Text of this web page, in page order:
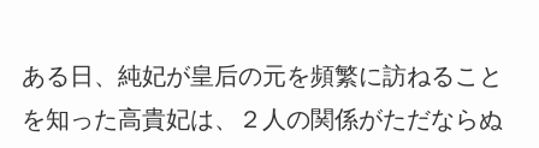
ある日、純妃が皇后の元を頻繁に訪ねること
を知った高貴妃は、２人の関係がただならぬ